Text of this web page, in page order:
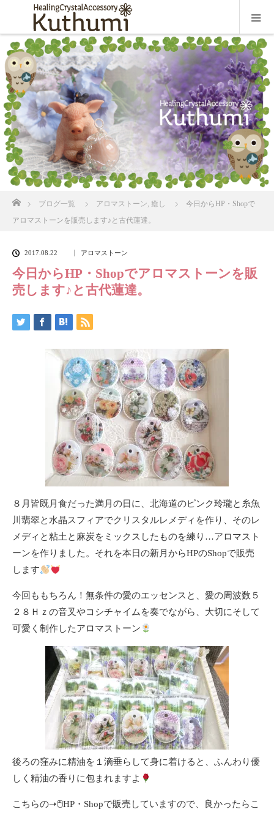
ブログ一覧 アロマストーン, 癒し
今日からHP・Shopで
アロマストーンを販売します♪と古代蓮達。
2017.08.22 アロマストーン
今日からHP・Shopでアロマストーンを販
売します♪と古代蓮達。
８月皆既月食だった満月の日に、北海道のピンク玲瓏と糸魚
川翡翠と水晶スフィアでクリスタルレメディを作り、そのレ
メディと粘土と麻炭をミックスしたものを練り…アロマスト
ーンを作りました。それを本日の新月からHPのShopで販売
します
今回ももちろん！無条件の愛のエッセンスと、愛の周波数５
２８Ｈｚの音叉やコシチャイムを奏でながら、大切にそして
可愛く制作したアロマストーン
後ろの窪みに精油を１滴垂らして身に着けると、ふんわり優
しく精油の香りに包まれますよ
こちらの➝🖱HP・Shopで販売していますので、良かったらこ